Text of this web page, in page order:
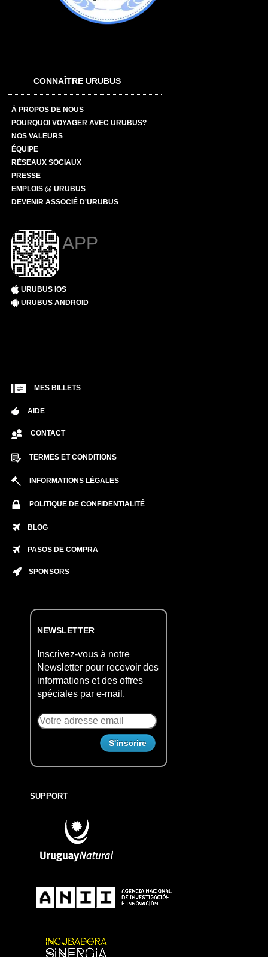
CONNAÎTRE URUBUS
À PROPOS DE NOUS
POURQUOI VOYAGER AVEC URUBUS?
NOS VALEURS
ÉQUIPE
RÉSEAUX SOCIAUX
PRESSE
EMPLOIS @ URUBUS
DEVENIR ASSOCIÉ D'URUBUS
APP
URUBUS IOS
URUBUS ANDROID
MES BILLETS
AIDE
CONTACT
TERMES ET CONDITIONS
INFORMATIONS LÉGALES
POLITIQUE DE CONFIDENTIALITÉ
BLOG
PASOS DE COMPRA
SPONSORS
NEWSLETTER
Inscrivez-vous à notre
Newsletter pour recevoir des
informations et des offres
spéciales par e-mail.
SUPPORT